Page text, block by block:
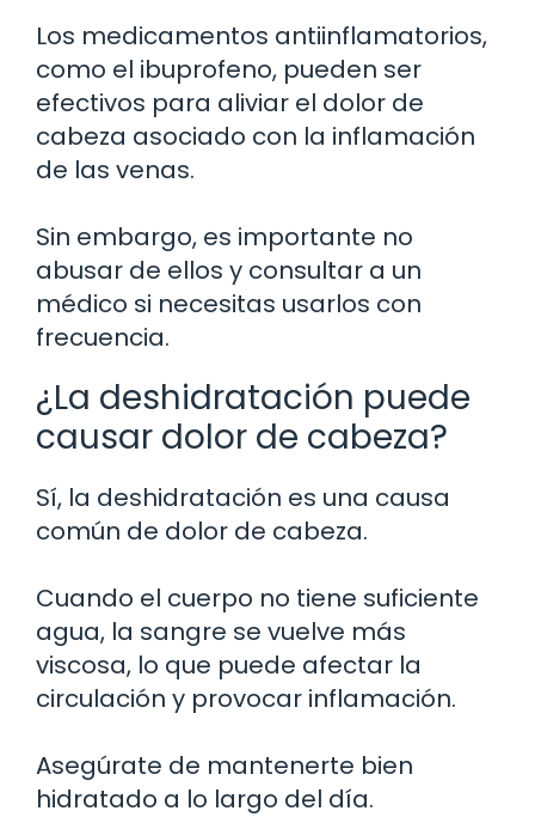
Los medicamentos antiinflamatorios,
como el ibuprofeno, pueden ser
efectivos para aliviar el dolor de
cabeza asociado con la inflamación
de las venas.
Sin embargo, es importante no
abusar de ellos y consultar a un
médico si necesitas usarlos con
frecuencia.
¿La deshidratación puede
causar dolor de cabeza?
Sí, la deshidratación es una causa
común de dolor de cabeza.
Cuando el cuerpo no tiene suficiente
agua, la sangre se vuelve más
viscosa, lo que puede afectar la
circulación y provocar inflamación.
Asegúrate de mantenerte bien
hidratado a lo largo del día.